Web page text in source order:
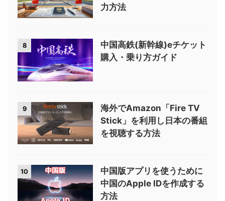
力方法
8
中国高鉄(新幹線)eチケット
購入・乗り方ガイド
9
海外でAmazon「Fire TV
Stick」を利用し日本の番組
を視聴する方法
10
中国版アプリを使うために
中国のApple IDを作成する
方法